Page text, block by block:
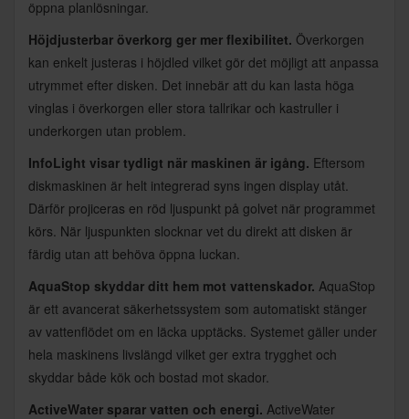
öppna planlösningar.
Höjdjusterbar överkorg ger mer flexibilitet. Överkorgen
kan enkelt justeras i höjdled vilket gör det möjligt att anpassa
utrymmet efter disken. Det innebär att du kan lasta höga
vinglas i överkorgen eller stora tallrikar och kastruller i
underkorgen utan problem.
InfoLight visar tydligt när maskinen är igång. Eftersom
diskmaskinen är helt integrerad syns ingen display utåt.
Därför projiceras en röd ljuspunkt på golvet när programmet
körs. När ljuspunkten slocknar vet du direkt att disken är
färdig utan att behöva öppna luckan.
AquaStop skyddar ditt hem mot vattenskador. AquaStop
är ett avancerat säkerhetssystem som automatiskt stänger
av vattenflödet om en läcka upptäcks. Systemet gäller under
hela maskinens livslängd vilket ger extra trygghet och
skyddar både kök och bostad mot skador.
ActiveWater sparar vatten och energi. ActiveWater